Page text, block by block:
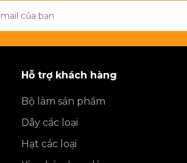
Hỗ trợ khách hàng
Bộ làm sản phẩm
Dây các loại
Hạt các loại